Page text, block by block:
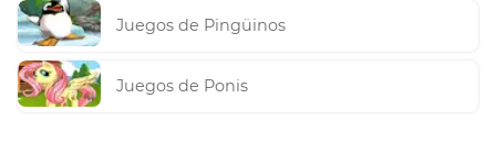
Juegos de Pingüinos
Juegos de Ponis